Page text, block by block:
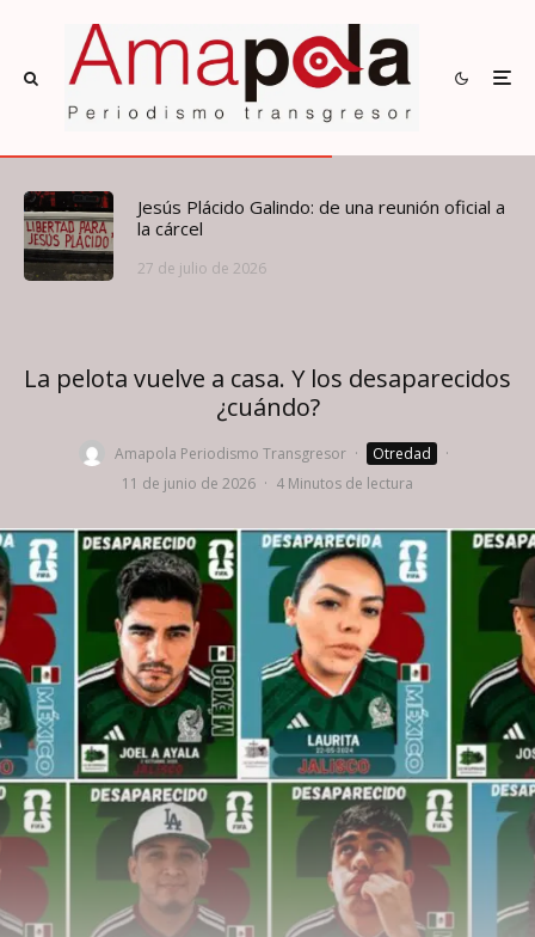
Jesús Plácido Galindo: de una reunión oficial a
la cárcel
27 de julio de 2026
La pelota vuelve a casa. Y los desaparecidos
¿cuándo?
Amapola Periodismo Transgresor · Otredad
·
11 de junio de 2026 · 4 Minutos de lectura